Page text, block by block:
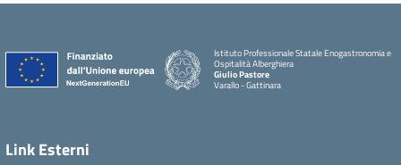
Istituto Professionale Statale Enogastronomia e
Ospitalità Alberghiera
Giulio Pastore
Varallo - Gattinara
Link Esterni